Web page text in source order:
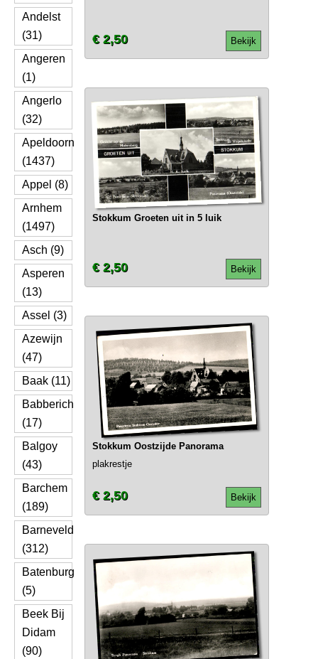
Andelst
(31)
Angeren
(1)
Angerlo
(32)
Apeldoorn
(1437)
Appel (8)
Arnhem
(1497)
Asch (9)
Asperen
(13)
Assel (3)
Azewijn
(47)
Baak (11)
Babberich
(17)
Balgoy
(43)
Barchem
(189)
Barneveld
(312)
Batenburg
(5)
Beek Bij
Didam
(90)
Bekijk
€ 2,50
Stokkum Groeten uit in 5 luik
Bekijk
€ 2,50
Stokkum Oostzijde Panorama
plakrestje
Bekijk
€ 2,50